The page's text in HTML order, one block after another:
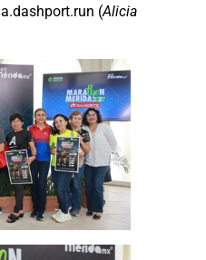
(Alicia